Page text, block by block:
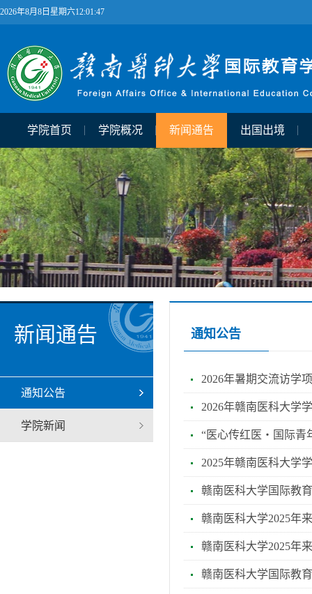
2026年8月8日星期六12:01:48
学院首页 学院概况 新闻通告 出国出境
新闻通告
通知公告
学院新闻
通知公告
2026年暑期交流访学
2026年赣南医科大学
“医心传红医・国际青
2025年赣南医科大学
赣南医科大学国际教
赣南医科大学2025年
赣南医科大学2025年
赣南医科大学国际教